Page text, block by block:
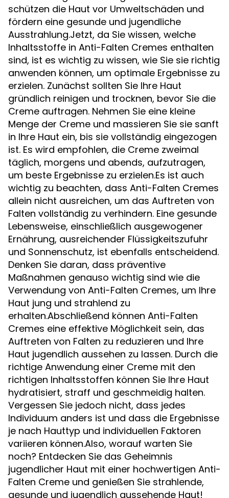
schützen die Haut vor Umweltschäden und
fördern eine gesunde und jugendliche
Ausstrahlung.Jetzt, da Sie wissen, welche
Inhaltsstoffe in Anti-Falten Cremes enthalten
sind, ist es wichtig zu wissen, wie Sie sie richtig
anwenden können, um optimale Ergebnisse zu
erzielen. Zunächst sollten Sie Ihre Haut
gründlich reinigen und trocknen, bevor Sie die
Creme auftragen. Nehmen Sie eine kleine
Menge der Creme und massieren Sie sie sanft
in Ihre Haut ein, bis sie vollständig eingezogen
ist. Es wird empfohlen, die Creme zweimal
täglich, morgens und abends, aufzutragen,
um beste Ergebnisse zu erzielen.Es ist auch
wichtig zu beachten, dass Anti-Falten Cremes
allein nicht ausreichen, um das Auftreten von
Falten vollständig zu verhindern. Eine gesunde
Lebensweise, einschließlich ausgewogener
Ernährung, ausreichender Flüssigkeitszufuhr
und Sonnenschutz, ist ebenfalls entscheidend.
Denken Sie daran, dass präventive
Maßnahmen genauso wichtig sind wie die
Verwendung von Anti-Falten Cremes, um Ihre
Haut jung und strahlend zu
erhalten.Abschließend können Anti-Falten
Cremes eine effektive Möglichkeit sein, das
Auftreten von Falten zu reduzieren und Ihre
Haut jugendlich aussehen zu lassen. Durch die
richtige Anwendung einer Creme mit den
richtigen Inhaltsstoffen können Sie Ihre Haut
hydratisiert, straff und geschmeidig halten.
Vergessen Sie jedoch nicht, dass jedes
Individuum anders ist und dass die Ergebnisse
je nach Hauttyp und individuellen Faktoren
variieren können.Also, worauf warten Sie
noch? Entdecken Sie das Geheimnis
jugendlicher Haut mit einer hochwertigen Anti-
Falten Creme und genießen Sie strahlende,
gesunde und jugendlich aussehende Haut!